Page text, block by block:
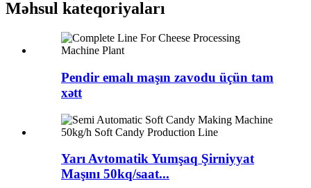
Məhsul kateqoriyaları
Pendir emalı maşın zavodu üçün tam
xətt
Yarı Avtomatik Yumşaq Şirniyyat
Maşını 50kq/saat...